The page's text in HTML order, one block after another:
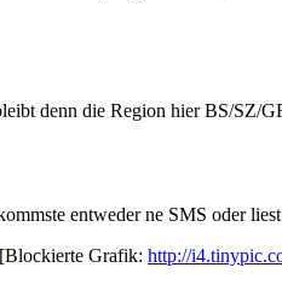
denn die Region hier BS/SZ/
entweder ne SMS oder
Grafik: http://